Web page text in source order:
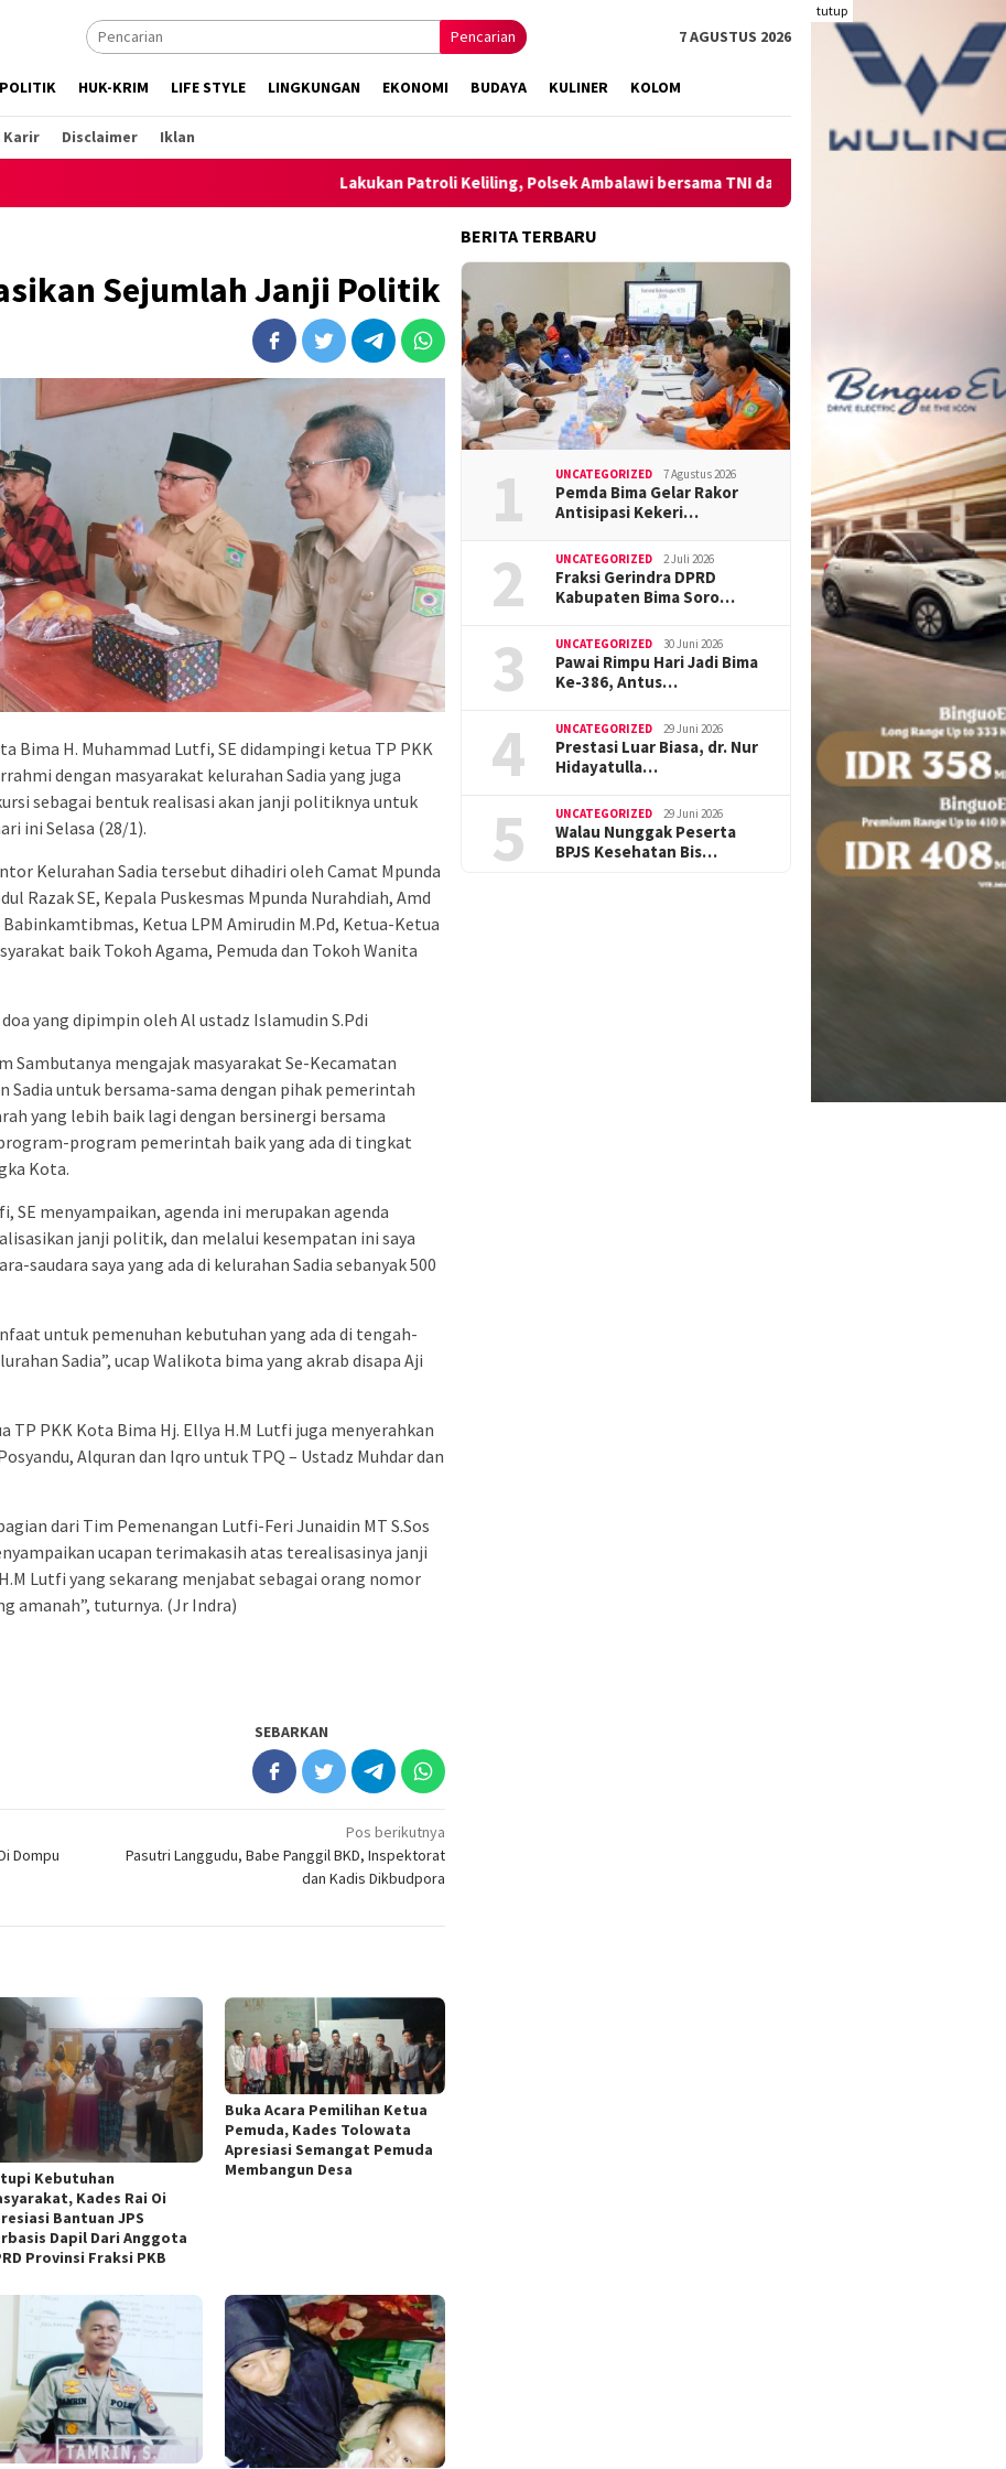
tutup
Pencarian 7 AGUSTUS 2026
POLITIK HUK-KRIM LIFE STYLE LINGKUNGAN EKONOMI BUDAYA KULINER KOLOM
Karir Disclaimer Iklan
Lakukan Patroli Keliling, Polsek Ambalawi bersama TNI dan SatPolPP Sita Minuman Keras
Sejumlah Janji Politik
Bima H. Muhammad Lutfi, SE didampingi ketua TP PKK
dengan masyarakat kelurahan Sadia yang juga
sebagai bentuk realisasi akan janji politiknya untuk
ini Selasa (28/1).
Kelurahan Sadia tersebut dihadiri oleh Camat Mpunda
Razak SE, Kepala Puskesmas Mpunda Nurahdiah, Amd
Babinkamtibmas, Ketua LPM Amirudin M.Pd, Ketua-Ketua
baik Tokoh Agama, Pemuda dan Tokoh Wanita
yang dipimpin oleh Al ustadz Islamudin S.Pdi
Sambutanya mengajak masyarakat Se-Kecamatan
Sadia untuk bersama-sama dengan pihak pemerintah
yang lebih baik lagi dengan bersinergi bersama
program pemerintah baik yang ada di tingkat
Kota.
SE menyampaikan, agenda ini merupakan agenda
janji politik, dan melalui kesempatan ini saya
saudara saya yang ada di kelurahan Sadia sebanyak 500
untuk pemenuhan kebutuhan yang ada di tengah-
Sadia”, ucap Walikota bima yang akrab disapa Aji
TP PKK Kota Bima Hj. Ellya H.M Lutfi juga menyerahkan
Alquran dan Iqro untuk TPQ – Ustadz Muhdar dan
dari Tim Pemenangan Lutfi-Feri Junaidin MT S.Sos
ucapan terimakasih atas terealisasinya janji
Lutfi yang sekarang menjabat sebagai orang nomor
amanah”, tuturnya. (Jr Indra)
SEBARKAN
Dompu
Pos berikutnya
Pasutri Langgudu, Babe Panggil BKD, Inspektorat
dan Kadis Dikbudpora
Kebutuhan
Kades Rai Oi
Bantuan JPS
Dapil Dari Anggota
Provinsi Fraksi PKB
Buka Acara Pemilihan Ketua
Pemuda, Kades Tolowata
Apresiasi Semangat Pemuda
Membangun Desa
BERITA TERBARU
1 UNCATEGORIZED 7 Agustus 2026
Pemda Bima Gelar Rakor
Antisipasi Kekeri…
2 UNCATEGORIZED 2 Juli 2026
Fraksi Gerindra DPRD
Kabupaten Bima Soro…
3 UNCATEGORIZED 30 Juni 2026
Pawai Rimpu Hari Jadi Bima
Ke-386, Antus…
4 UNCATEGORIZED 29 Juni 2026
Prestasi Luar Biasa, dr. Nur
Hidayatulla…
5 UNCATEGORIZED 29 Juni 2026
Walau Nunggak Peserta
BPJS Kesehatan Bis…